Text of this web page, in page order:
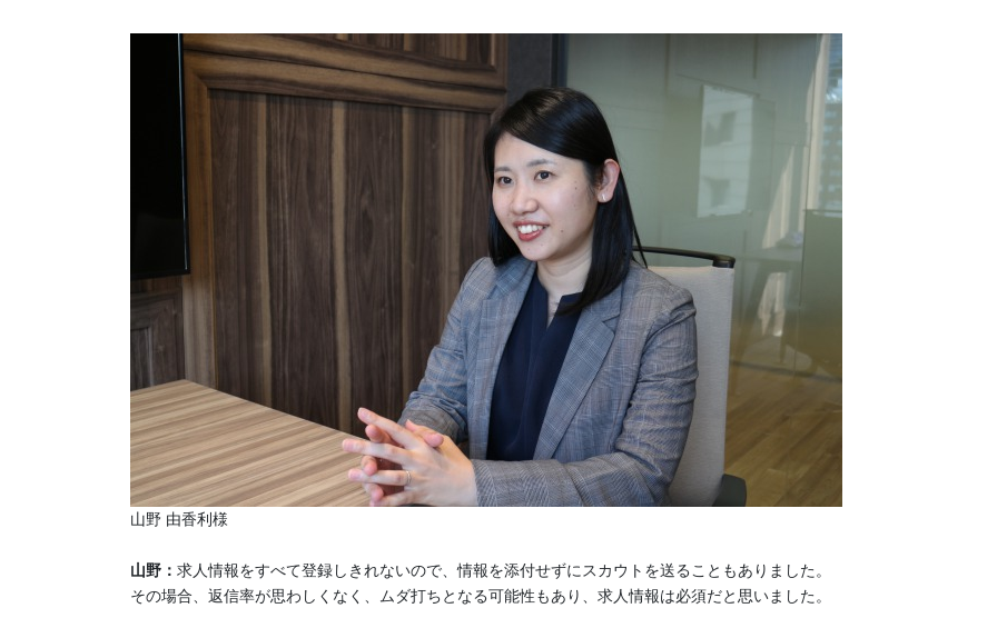
山野 由香利様
山野： 求人情報をすべて登録しきれないので、情報を添付せずにスカウトを送ることもありました。
その場合、返信率が思わしくなく、ムダ打ちとなる可能性もあり、求人情報は必須だと思いました。